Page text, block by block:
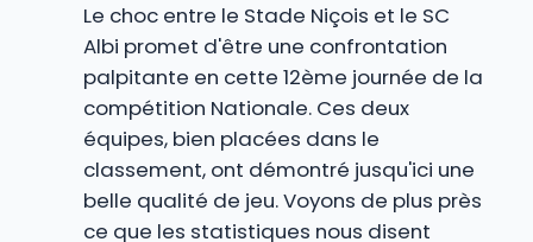
Le choc entre le Stade Niçois et le SC
Albi promet d'être une confrontation
palpitante en cette 12ème journée de la
compétition Nationale. Ces deux
équipes, bien placées dans le
classement, ont démontré jusqu'ici une
belle qualité de jeu. Voyons de plus près
ce que les statistiques nous disent